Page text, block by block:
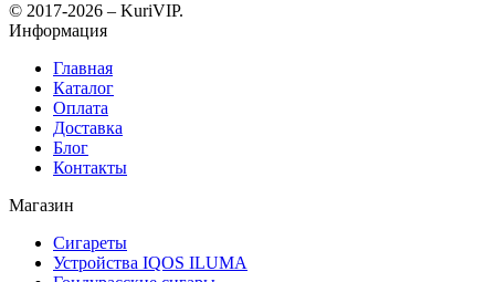
© 2017-2026 – KuriVIP.
Информация
Главная
Каталог
Оплата
Доставка
Блог
Контакты
Магазин
Сигареты
Устройства IQOS ILUMA